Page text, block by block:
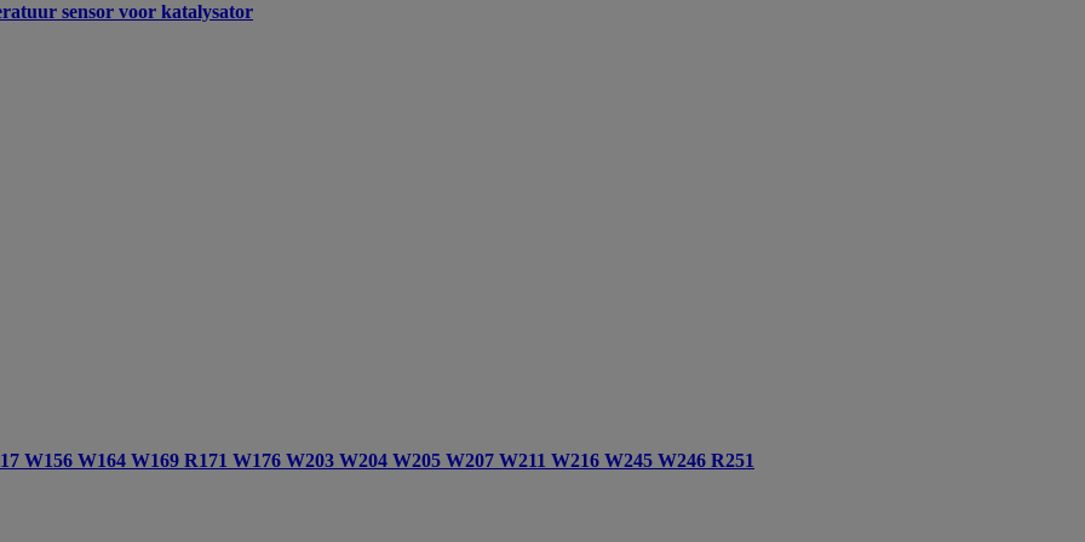
sensor voor katalysator
W156 W164 W169 R171 W176 W203 W204 W205 W207 W211 W216 W245 W246 R251